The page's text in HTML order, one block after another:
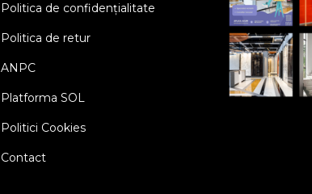
Politica de confidențialitate
Politica de retur
ANPC
Platforma SOL
Politici Cookies
Contact